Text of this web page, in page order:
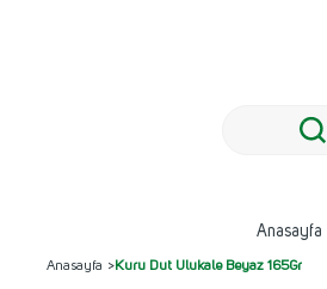
Anasayfa
Anasayfa >Kuru Dut Ulukale Beyaz 165Gr